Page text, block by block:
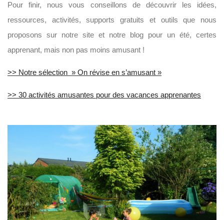
Pour finir, nous vous conseillons de découvrir les idées,
ressources, activités, supports gratuits et outils que nous
proposons sur notre site et notre blog pour un été, certes
apprenant, mais non pas moins amusant !
>> Notre sélection » On révise en s’amusant »
>> 30 activités amusantes pour des vacances apprenantes